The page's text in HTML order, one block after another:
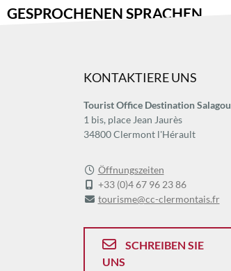
GESPROCHENEN SPRACHEN
KONTAKTIERE UNS
Tourist Office Destination Salagou
1 bis, place Jean Jaurès
34800 Clermont l'Hérault
Öffnungszeiten
+33 (0)4 67 96 23 86
tourisme@cc-clermontais.fr
SCHREIBEN SIE
UNS